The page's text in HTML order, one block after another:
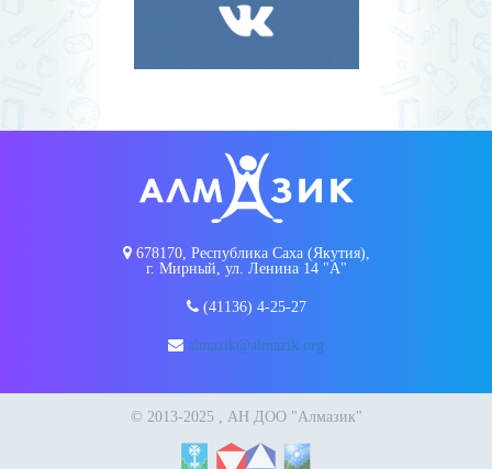
678170, Республика Саха (Якутия),
г. Мирный, ул. Ленина 14 "А"
(41136) 4-25-27
almazik@almazik.org
© 2013-2025 , АН ДОО "Алмазик"